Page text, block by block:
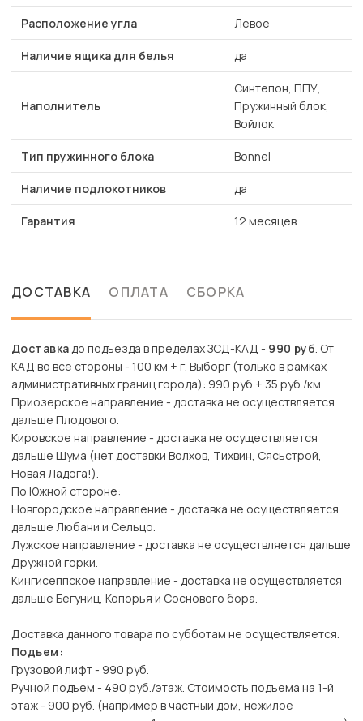
Расположение угла Левое
Наличие ящика для белья да
Наполнитель
Синтепон, ППУ,
Пружинный блок,
Войлок
Тип пружинного блока Bonnel
Наличие подлокотников да
Гарантия 12 месяцев
ДОСТАВКА ОПЛАТА СБОРКА
Доставкадо подъезда в пределах ЗСД-КАД - 990 руб. От
КАД во все стороны - 100 км + г. Выборг (только в рамках
административных границ города): 990 руб + 35 руб./км.
Приозерское направление - доставка не осуществляется
дальше Плодового.
Кировское направление - доставка не осуществляется
дальше Шума (нет доставки Волхов, Тихвин, Сясьстрой,
Новая Ладога!).
По Южной стороне:
Новгородское направление - доставка не осуществляется
дальше Любани и Сельцо.
Лужское направление - доставка не осуществляется дальше
Дружной горки.
Кингисеппское направление - доставка не осуществляется
дальше Бегуниц, Копорья и Соснового бора.
Доставка данного товара по субботам не осуществляется.
Подъем:
Грузовой лифт - 990 руб.
Ручной подъем - 490 руб./этаж. Стоимость подъема на 1-й
этаж - 900 руб. (например в частный дом, нежилое